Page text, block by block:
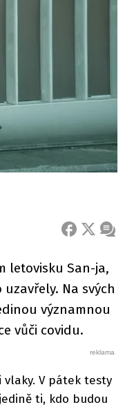
FACEBOOK
X
letovisku San-ja,
Na svých
významnou
vůči covidu.
vlaky. V pátek testy
ti, kdo budou